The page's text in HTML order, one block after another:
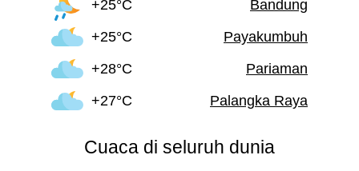
+25°C
Bandung
+25°C
Payakumbuh
+28°C
Pariaman
+27°C
Palangka Raya
Cuaca di seluruh dunia